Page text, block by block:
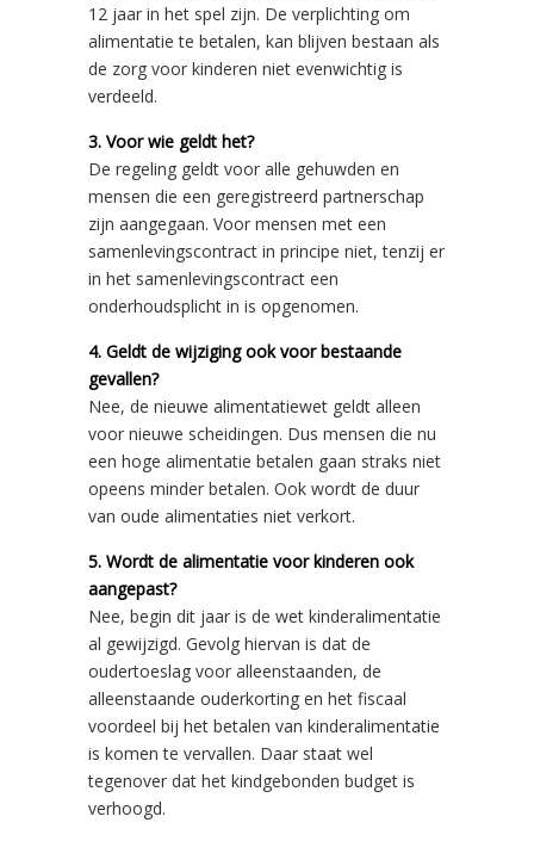
12 jaar in het spel zijn. De verplichting om
alimentatie te betalen, kan blijven bestaan als
de zorg voor kinderen niet evenwichtig is
verdeeld.
3. Voor wie geldt het?
De regeling geldt voor alle gehuwden en
mensen die een geregistreerd partnerschap
zijn aangegaan. Voor mensen met een
samenlevingscontract in principe niet, tenzij er
in het samenlevingscontract een
onderhoudsplicht in is opgenomen.
4. Geldt de wijziging ook voor bestaande
gevallen?
Nee, de nieuwe alimentatiewet geldt alleen
voor nieuwe scheidingen. Dus mensen die nu
een hoge alimentatie betalen gaan straks niet
opeens minder betalen. Ook wordt de duur
van oude alimentaties niet verkort.
5. Wordt de alimentatie voor kinderen ook
aangepast?
Nee, begin dit jaar is de wet kinderalimentatie
al gewijzigd. Gevolg hiervan is dat de
oudertoeslag voor alleenstaanden, de
alleenstaande ouderkorting en het fiscaal
voordeel bij het betalen van kinderalimentatie
is komen te vervallen. Daar staat wel
tegenover dat het kindgebonden budget is
verhoogd.